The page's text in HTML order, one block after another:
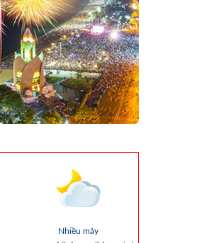
938/QĐ-VNT Về Việc
Lục Ban Hành Kèm
Định Số 479/QĐ-VNT
2026
903/QĐ-VNT Vê Việc
Hiện Dự Toán Thu –
Quý 2 Năm 2026
Định Quy Định Cụ Thể
Ước Tính Tổng Chi Phí
Thửa Đất, Khu Đất Khi
Đất Theo Phương Pháp
Các Yếu Tố Ảnh Hưởng
Khi Xác Định Giá Đất Cụ
Bàn Tỉnh Khánh Hòa